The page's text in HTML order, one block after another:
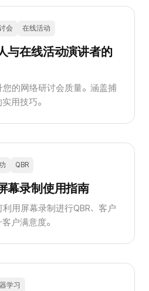
会 在线活动
与在线活动演讲者的
的网络研讨会质量。涵盖捕
用技巧。
QBR
幕录制使用指南
用屏幕录制进行QBR、客户
户满意度。
学习